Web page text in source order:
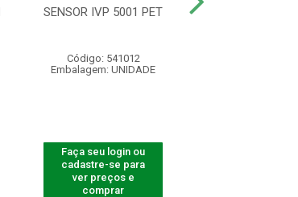
SENSOR IVP 5001 PET
Código: 541012
Embalagem: UNIDADE
Faça seu login ou
cadastre-se para
ver preços e
comprar